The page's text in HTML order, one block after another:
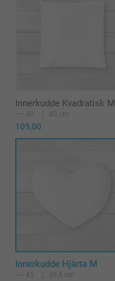
Innerkudde Kvadratisk M
40 40 cm
109,00
Innerkudde Hjärta M
45 39,5 cm